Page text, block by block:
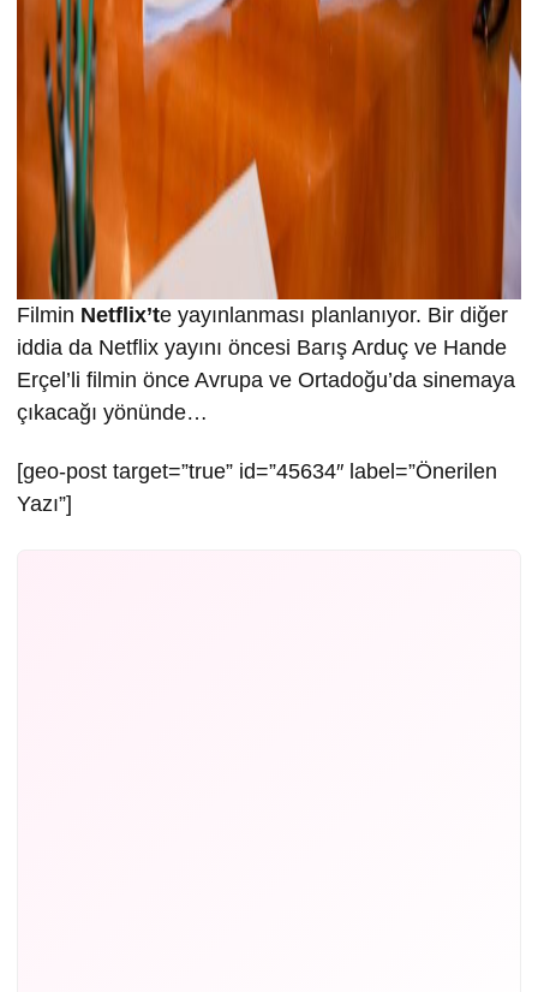
Filmin Netflix’te yayınlanması planlanıyor. Bir diğer
iddia da Netflix yayını öncesi Barış Arduç ve Hande
Erçel’li filmin önce Avrupa ve Ortadoğu’da sinemaya
çıkacağı yönünde…
[geo-post target=”true” id=”45634″ label=”Önerilen
Yazı”]